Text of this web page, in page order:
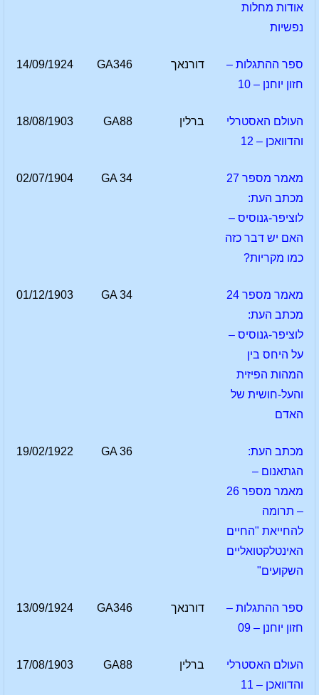
אודות מחלות
נפשיות
ספר ההתגלות –
חזון יוחנן – 10
דורנאך GA346
14/09/1924
העולם האסטרלי
והדוואכן – 12
ברלין GA88
18/08/1903
מאמר מספר 27
מכתב העת:
לוציפר-גנוסיס –
האם יש דבר כזה
כמו מקריות?
GA 34
02/07/1904
מאמר מספר 24
מכתב העת:
לוציפר-גנוסיס –
על היחס בין
המהות הפיזית
והעל-חושית של
האדם
GA 34
01/12/1903
מכתב העת:
הגתאנום –
מאמר מספר 26
– תרומה
להחייאת "החיים
האינטלקטואליים
השקועים"
GA 36
19/02/1922
ספר ההתגלות –
חזון יוחנן – 09
דורנאך GA346
13/09/1924
העולם האסטרלי
והדוואכן – 11
ברלין GA88
17/08/1903